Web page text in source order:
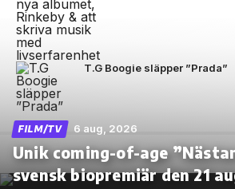
T.G Boogie släpper ”Prada”
FILM/TV 6 aug, 2026
Unik coming-of-age
svensk biopremiär den 21